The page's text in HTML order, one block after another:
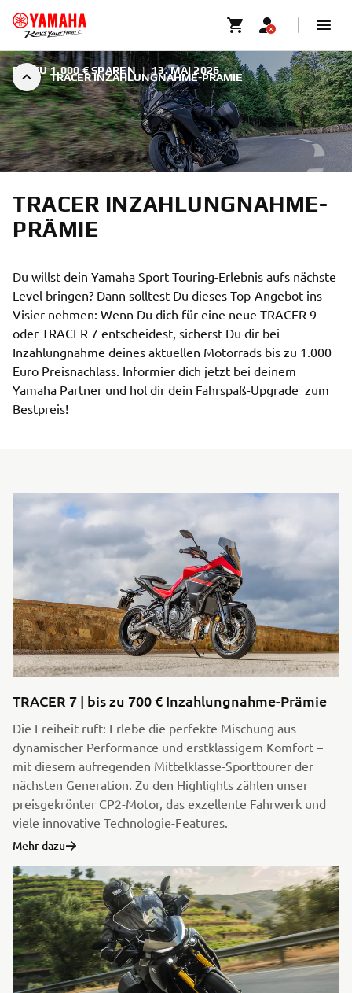
TRACER INZAHLUNGNAHME-PRÄMIE
BIS ZU 1.000 € SPAREN | 13. MAI 2026
TRACER INZAHLUNGNAHME-
PRÄMIE
Du willst dein Yamaha Sport Touring-Erlebnis aufs nächste
Level bringen? Dann solltest Du dieses Top-Angebot ins
Visier nehmen: Wenn Du dich für eine neue TRACER 9
oder TRACER 7 entscheidest, sicherst Du dir bei
Inzahlungnahme deines aktuellen Motorrads bis zu 1.000
Euro Preisnachlass. Informier dich jetzt bei deinem
Yamaha Partner und hol dir dein Fahrspaß-Upgrade zum
Bestpreis!
TRACER 7 | bis zu 700 € Inzahlungnahme-Prämie
Die Freiheit ruft: Erlebe die perfekte Mischung aus
dynamischer Performance und erstklassigem Komfort –
mit diesem aufregenden Mittelklasse-Sporttourer der
nächsten Generation. Zu den Highlights zählen unser
preisgekrönter CP2-Motor, das exzellente Fahrwerk und
viele innovative Technologie-Features.
Mehr dazu